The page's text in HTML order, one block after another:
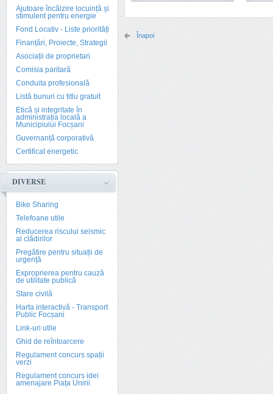
Ajutoare încălzire locuință și
stimulent pentru energie
Fond Locativ - Liste priorități
Finanțări, Proiecte, Strategii
Asociații de proprietari
Comisia paritară
Conduita profesională
Listă bunuri cu titlu gratuit
Etică și integritate în
administrația locală a
Municipiului Focșani
Guvernanță corporativă
Certificat energetic
DIVERSE
Bike Sharing
Telefoane utile
Reducerea riscului seismic
al clădirilor
Pregătire pentru situații de
urgență
Exproprierea pentru cauză
de utilitate publică
Stare civilă
Harta interactivă - Transport
Public Focșani
Link-uri utile
Ghid de reîntoarcere
Regulament concurs spații
verzi
Regulament concurs idei
amenajare Piața Unirii
Înapoi